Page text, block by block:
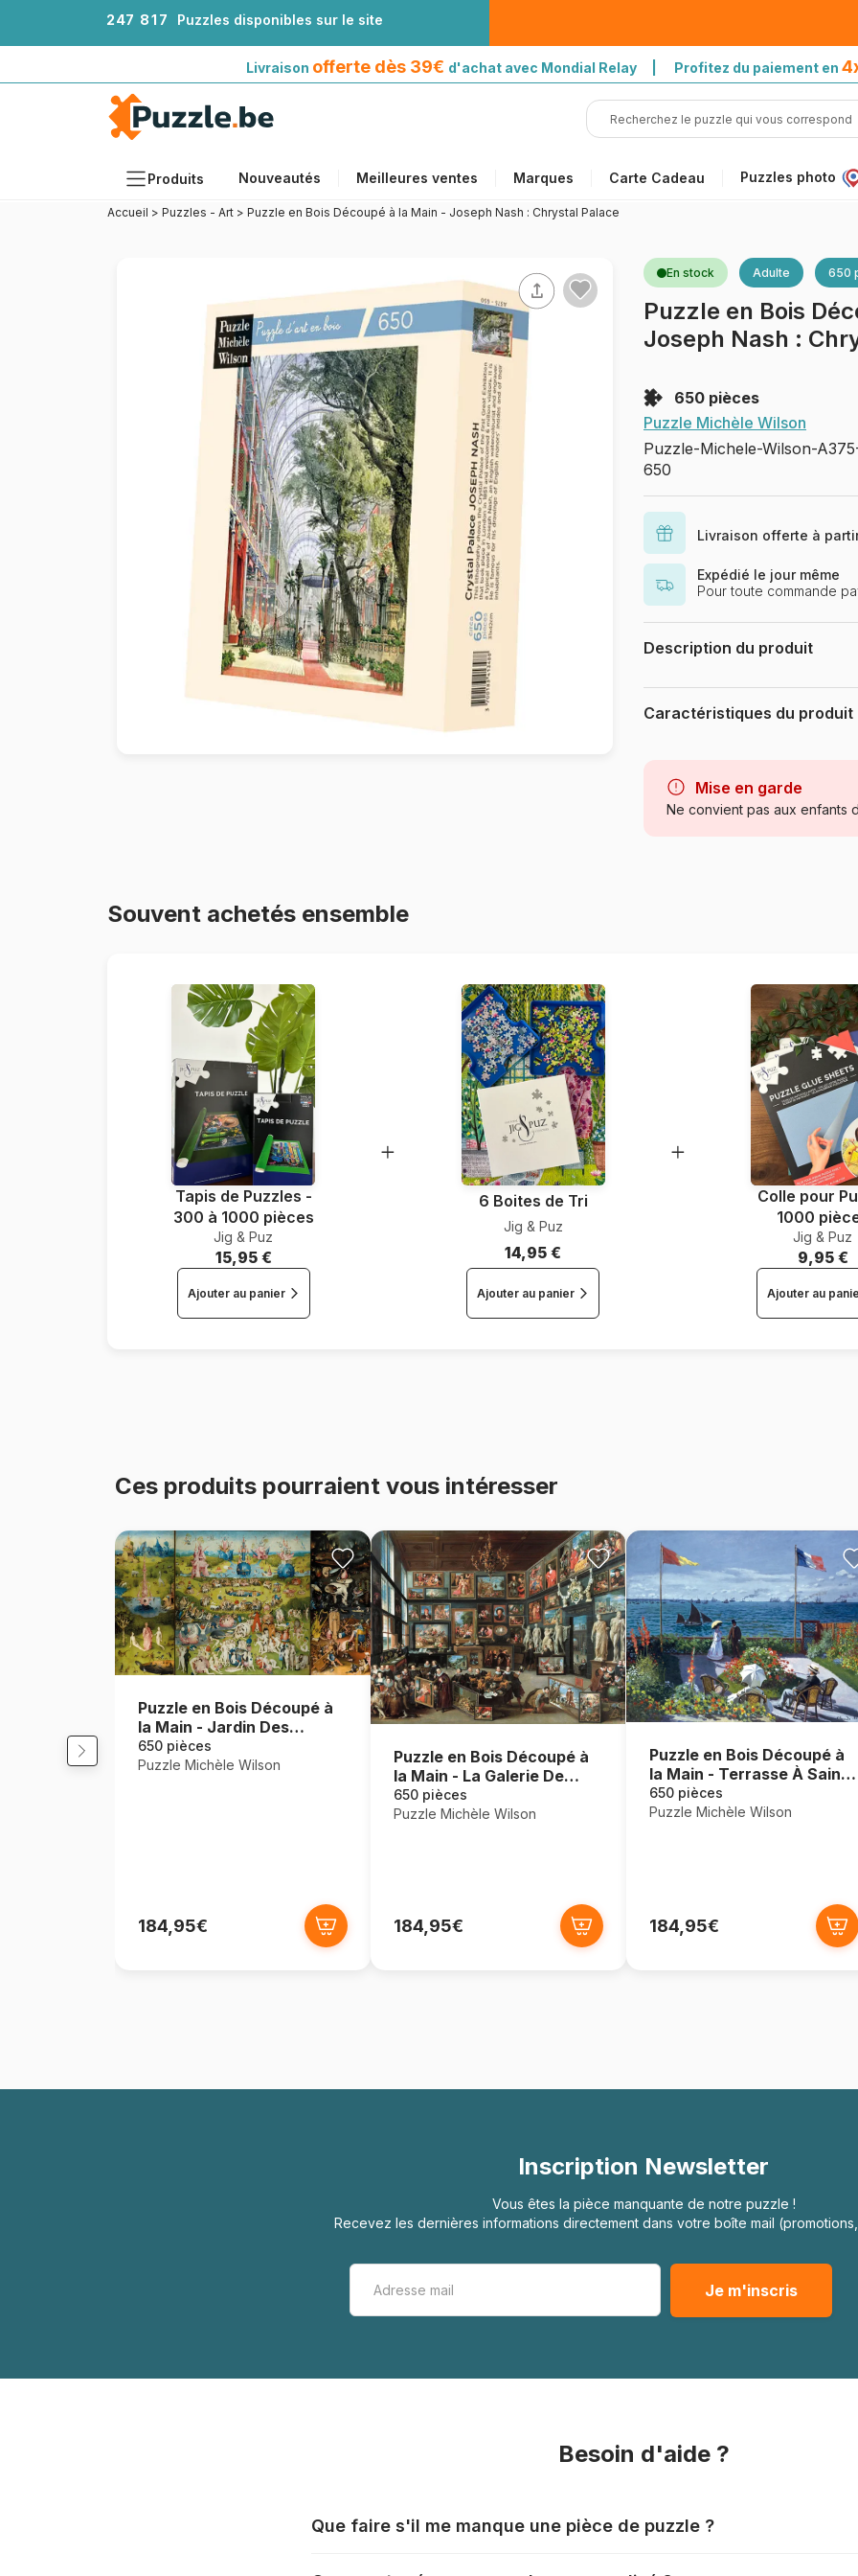
247 81 7 Puzzles disponibles sur le site
Livraison offerte dès 39€ d'achat avec Mondial Relay | Profitez du paiement en
Produits Nouveautés Meilleures ventes Marques Carte Cadeau Puzzles photo
Peinture au numéro
Accueil > Puzzles - Art > Puzzle en Bois Découpé à la Main - Joseph Nash : Chrystal Palace
En stock Adulte 650
Puzzle en Bois
Joseph Nash :
650 pièces
Puzzle Michèle Wilson
Puzzle-Michele-Wilson-
650
Livraison offerte à
Expédié le jour même
Pour toute commande
Description du produit
Puzzle d'art en bois de 650
l'environnement. Vendu en boîte
Palace lors de la première
de leurs habitants. Dimensions :
Caractéristiques du produit
Catégorie
Nombre de pièces
Matière primaire
Mise en garde
Ne convient pas aux enfants
Souvent achetés ensemble
Tapis de Puzzles -
300 à 1000 pièces
Jig & Puz
15,95 €
Ajouter au panier
6 Boites de Tri
Jig & Puz
14,95 €
Ajouter au panier
Colle pour
1000
Jig & Puz
9,95 €
Ajouter au
Ces produits pourraient vous intéresser
Puzzle en Bois Découpé à
la Main - Jardin Des
Délices
650 pièces
Puzzle Michèle Wilson
184,95€
Puzzle en Bois Découpé à
la Main - La Galerie De
Cornelis
650 pièces
Puzzle Michèle Wilson
184,95€
Puzzle en Bois Découpé à
la Main - Terrasse À Sainte
Adresse
650 pièces
Puzzle Michèle Wilson
184,95€
Inscription Newsletter
Vous êtes la pièce manquante de notre puzzle !
Recevez les dernières informations directement dans votre boîte mail
Besoin d'aide ?
Que faire s'il me manque une pièce de puzzle ?